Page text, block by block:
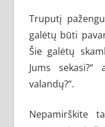
Truputį
galėtų būti
Šie galėtų
Jums
valandų?“.
Nepamirškite